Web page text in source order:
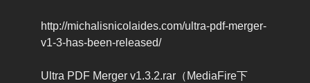
http://michalisnicolaides.com/ultra-pdf-merger-
v1-3-has-been-released/
Ultra PDF Merger v1.3.2.rar（MediaFire下